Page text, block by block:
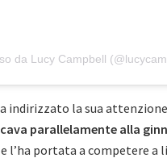
da Lucy Campbell
indirizzato la sua
parallelamente alla
l’ha portata a competere a